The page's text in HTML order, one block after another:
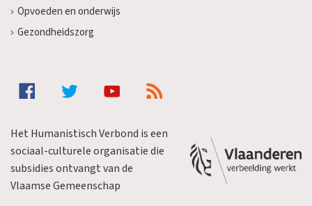
Opvoeden en onderwijs
Gezondheidszorg
Het Humanistisch Verbond is een
sociaal-culturele organisatie die
subsidies ontvangt van de
Vlaamse Gemeenschap